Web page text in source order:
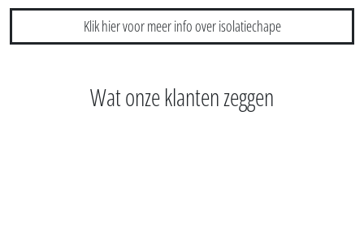
Klik hier voor meer info over isolatiechape
Wat onze klanten zeggen